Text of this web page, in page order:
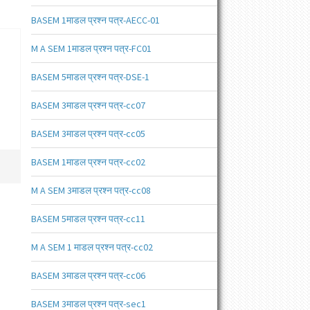
BASEM 1माडल प्रश्न पत्र-AECC-01
M A SEM 1माडल प्रश्न पत्र-FC01
BASEM 5माडल प्रश्न पत्र-DSE-1
BASEM 3माडल प्रश्न पत्र-cc07
BASEM 3माडल प्रश्न पत्र-cc05
BASEM 1माडल प्रश्न पत्र-cc02
M A SEM 3माडल प्रश्न पत्र-cc08
BASEM 5माडल प्रश्न पत्र-cc11
M A SEM 1 माडल प्रश्न पत्र-cc02
BASEM 3माडल प्रश्न पत्र-cc06
BASEM 3माडल प्रश्न पत्र-sec1